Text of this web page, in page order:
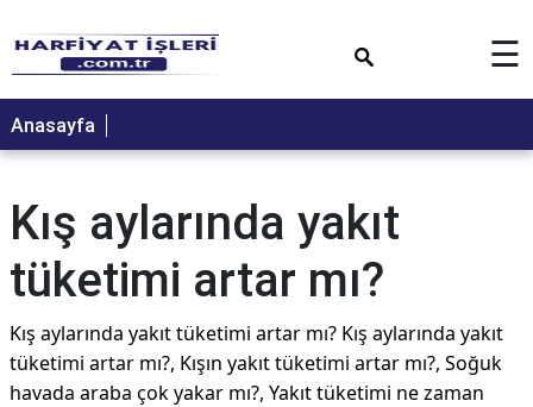
☰
Anasayfa
Kış aylarında yakıt
tüketimi artar mı?
Kış aylarında yakıt tüketimi artar mı? Kış aylarında yakıt
tüketimi artar mı?, Kışın yakıt tüketimi artar mı?, Soğuk
havada araba çok yakar mı?, Yakıt tüketimi ne zaman